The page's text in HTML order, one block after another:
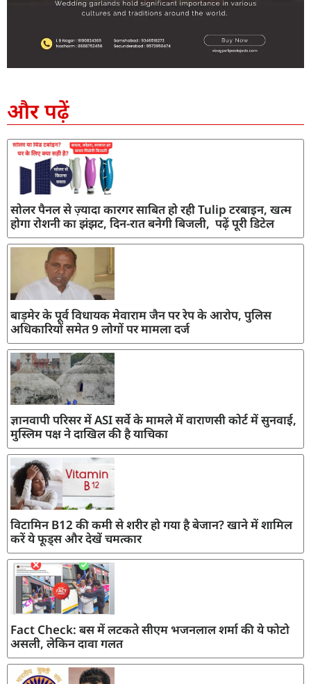
और पढ़ें
सोलर पैनल से ज़्यादा कारगर साबित हो रही Tulip टरबाइन, खत्म
होगा रोशनी का झंझट, दिन-रात बनेगी बिजली, पढ़ें पूरी डिटेल
बाड़मेर के पूर्व विधायक मेवाराम जैन पर रेप के आरोप, पुलिस
अधिकारियों समेत 9 लोगों पर मामला दर्ज
ज्ञानवापी परिसर में ASI सर्वे के मामले में वाराणसी कोर्ट में सुनवाई,
मुस्लिम पक्ष ने दाखिल की है याचिका
विटामिन B12 की कमी से शरीर हो गया है बेजान? खाने में शामिल
करें ये फूड्स और देखें चमत्कार
Fact Check: बस में लटकते सीएम भजनलाल शर्मा की ये फोटो
असली, लेकिन दावा गलत